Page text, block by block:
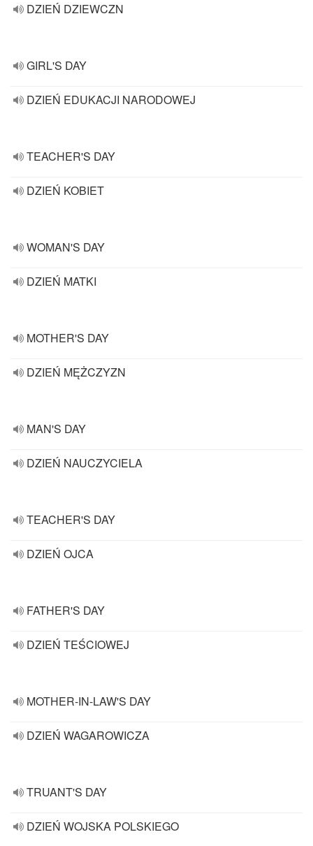
DZIEŃ DZIEWCZN
GIRL'S DAY
DZIEŃ EDUKACJI NARODOWEJ
TEACHER'S DAY
DZIEŃ KOBIET
WOMAN'S DAY
DZIEŃ MATKI
MOTHER'S DAY
DZIEŃ MĘŻCZYZN
MAN'S DAY
DZIEŃ NAUCZYCIELA
TEACHER'S DAY
DZIEŃ OJCA
FATHER'S DAY
DZIEŃ TEŚCIOWEJ
MOTHER-IN-LAW'S DAY
DZIEŃ WAGAROWICZA
TRUANT'S DAY
DZIEŃ WOJSKA POLSKIEGO